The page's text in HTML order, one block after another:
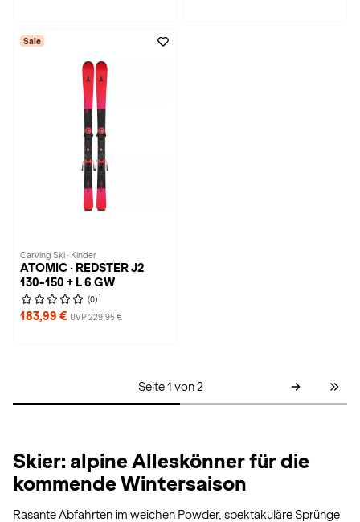
Sale
Carving Ski · Kinder
ATOMIC · REDSTER J2
130-150 + L 6 GW
(0) 1
183,99 € UVP 229,95 €
Seite 1 von 2
Skier: alpine Alleskönner für die
kommende Wintersaison
Rasante Abfahrten im weichen Powder, spektakuläre Sprünge